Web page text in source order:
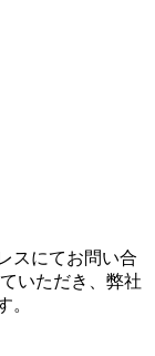
スにてお問い合
いただき、弊社
。